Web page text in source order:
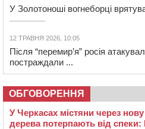
У Золотоноші вогнеборці
12 ТРАВНЯ 2026, 10:05
Після “перемир’я” росія
постраждали ...
ОБГОВОРЕННЯ
У Черкасах містяни через нову
дерева потерпають від